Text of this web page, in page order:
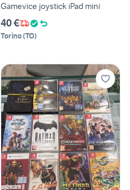
Gamevice joystick iPad mini
40 €
Torino(TO)